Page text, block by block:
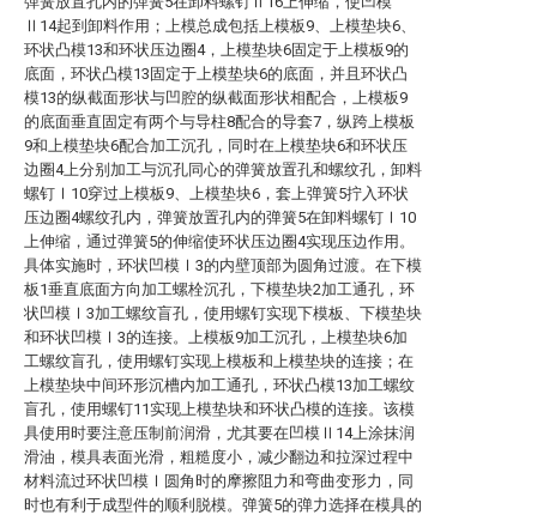
Ⅱ14起到卸料作用；上模总成包括上模板9、上模垫块6、
环状凸模13和环状压边圈4，上模垫块6固定于上模板9的
底面，环状凸模13固定于上模垫块6的底面，并且环状凸
模13的纵截面形状与凹腔的纵截面形状相配合，上模板9
的底面垂直固定有两个与导柱8配合的导套7，纵跨上模板
9和上模垫块6配合加工沉孔，同时在上模垫块6和环状压
边圈4上分别加工与沉孔同心的弹簧放置孔和螺纹孔，卸料
螺钉Ⅰ10穿过上模板9、上模垫块6，套上弹簧5拧入环状
压边圈4螺纹孔内，弹簧放置孔内的弹簧5在卸料螺钉Ⅰ10
上伸缩，通过弹簧5的伸缩使环状压边圈4实现压边作用。
具体实施时，环状凹模Ⅰ3的内壁顶部为圆角过渡。在下模
板1垂直底面方向加工螺栓沉孔，下模垫块2加工通孔，环
状凹模Ⅰ3加工螺纹盲孔，使用螺钉实现下模板、下模垫块
和环状凹模Ⅰ3的连接。上模板9加工沉孔，上模垫块6加
工螺纹盲孔，使用螺钉实现上模板和上模垫块的连接；在
上模垫块中间环形沉槽内加工通孔，环状凸模13加工螺纹
盲孔，使用螺钉11实现上模垫块和环状凸模的连接。该模
具使用时要注意压制前润滑，尤其要在凹模Ⅱ14上涂抹润
滑油，模具表面光滑，粗糙度小，减少翻边和拉深过程中
材料流过环状凹模Ⅰ圆角时的摩擦阻力和弯曲变形力，同
时也有利于成型件的顺利脱模。弹簧5的弹力选择在模具的